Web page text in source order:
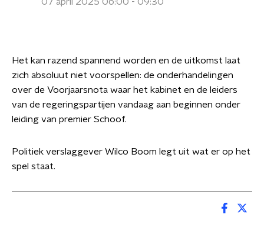
Het kan razend spannend worden en de uitkomst laat
zich absoluut niet voorspellen: de onderhandelingen
over de Voorjaarsnota waar het kabinet en de leiders
van de regeringspartijen vandaag aan beginnen onder
leiding van premier Schoof.
Politiek verslaggever Wilco Boom legt uit wat er op het
spel staat.